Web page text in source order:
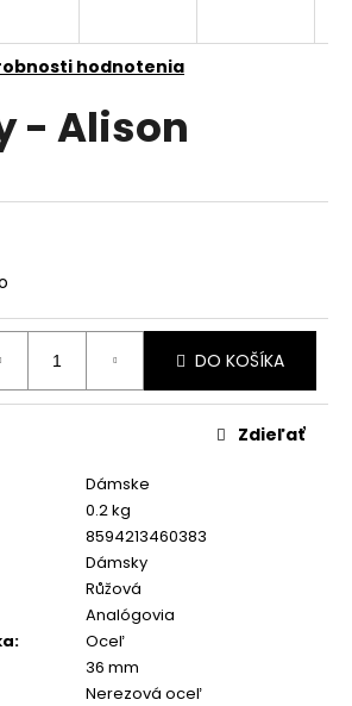
hodnotenia
- Alison
DO KOŠÍKA
Dámske
0.2 kg
8594213460383
Dámsky
Růžová
Analógovia
:
Oceľ
36 mm
Nerezová oceľ
Zdieľať